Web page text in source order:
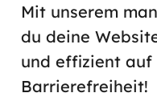
Mit unserem
du deine
und effizient
Barrierefreiheit!